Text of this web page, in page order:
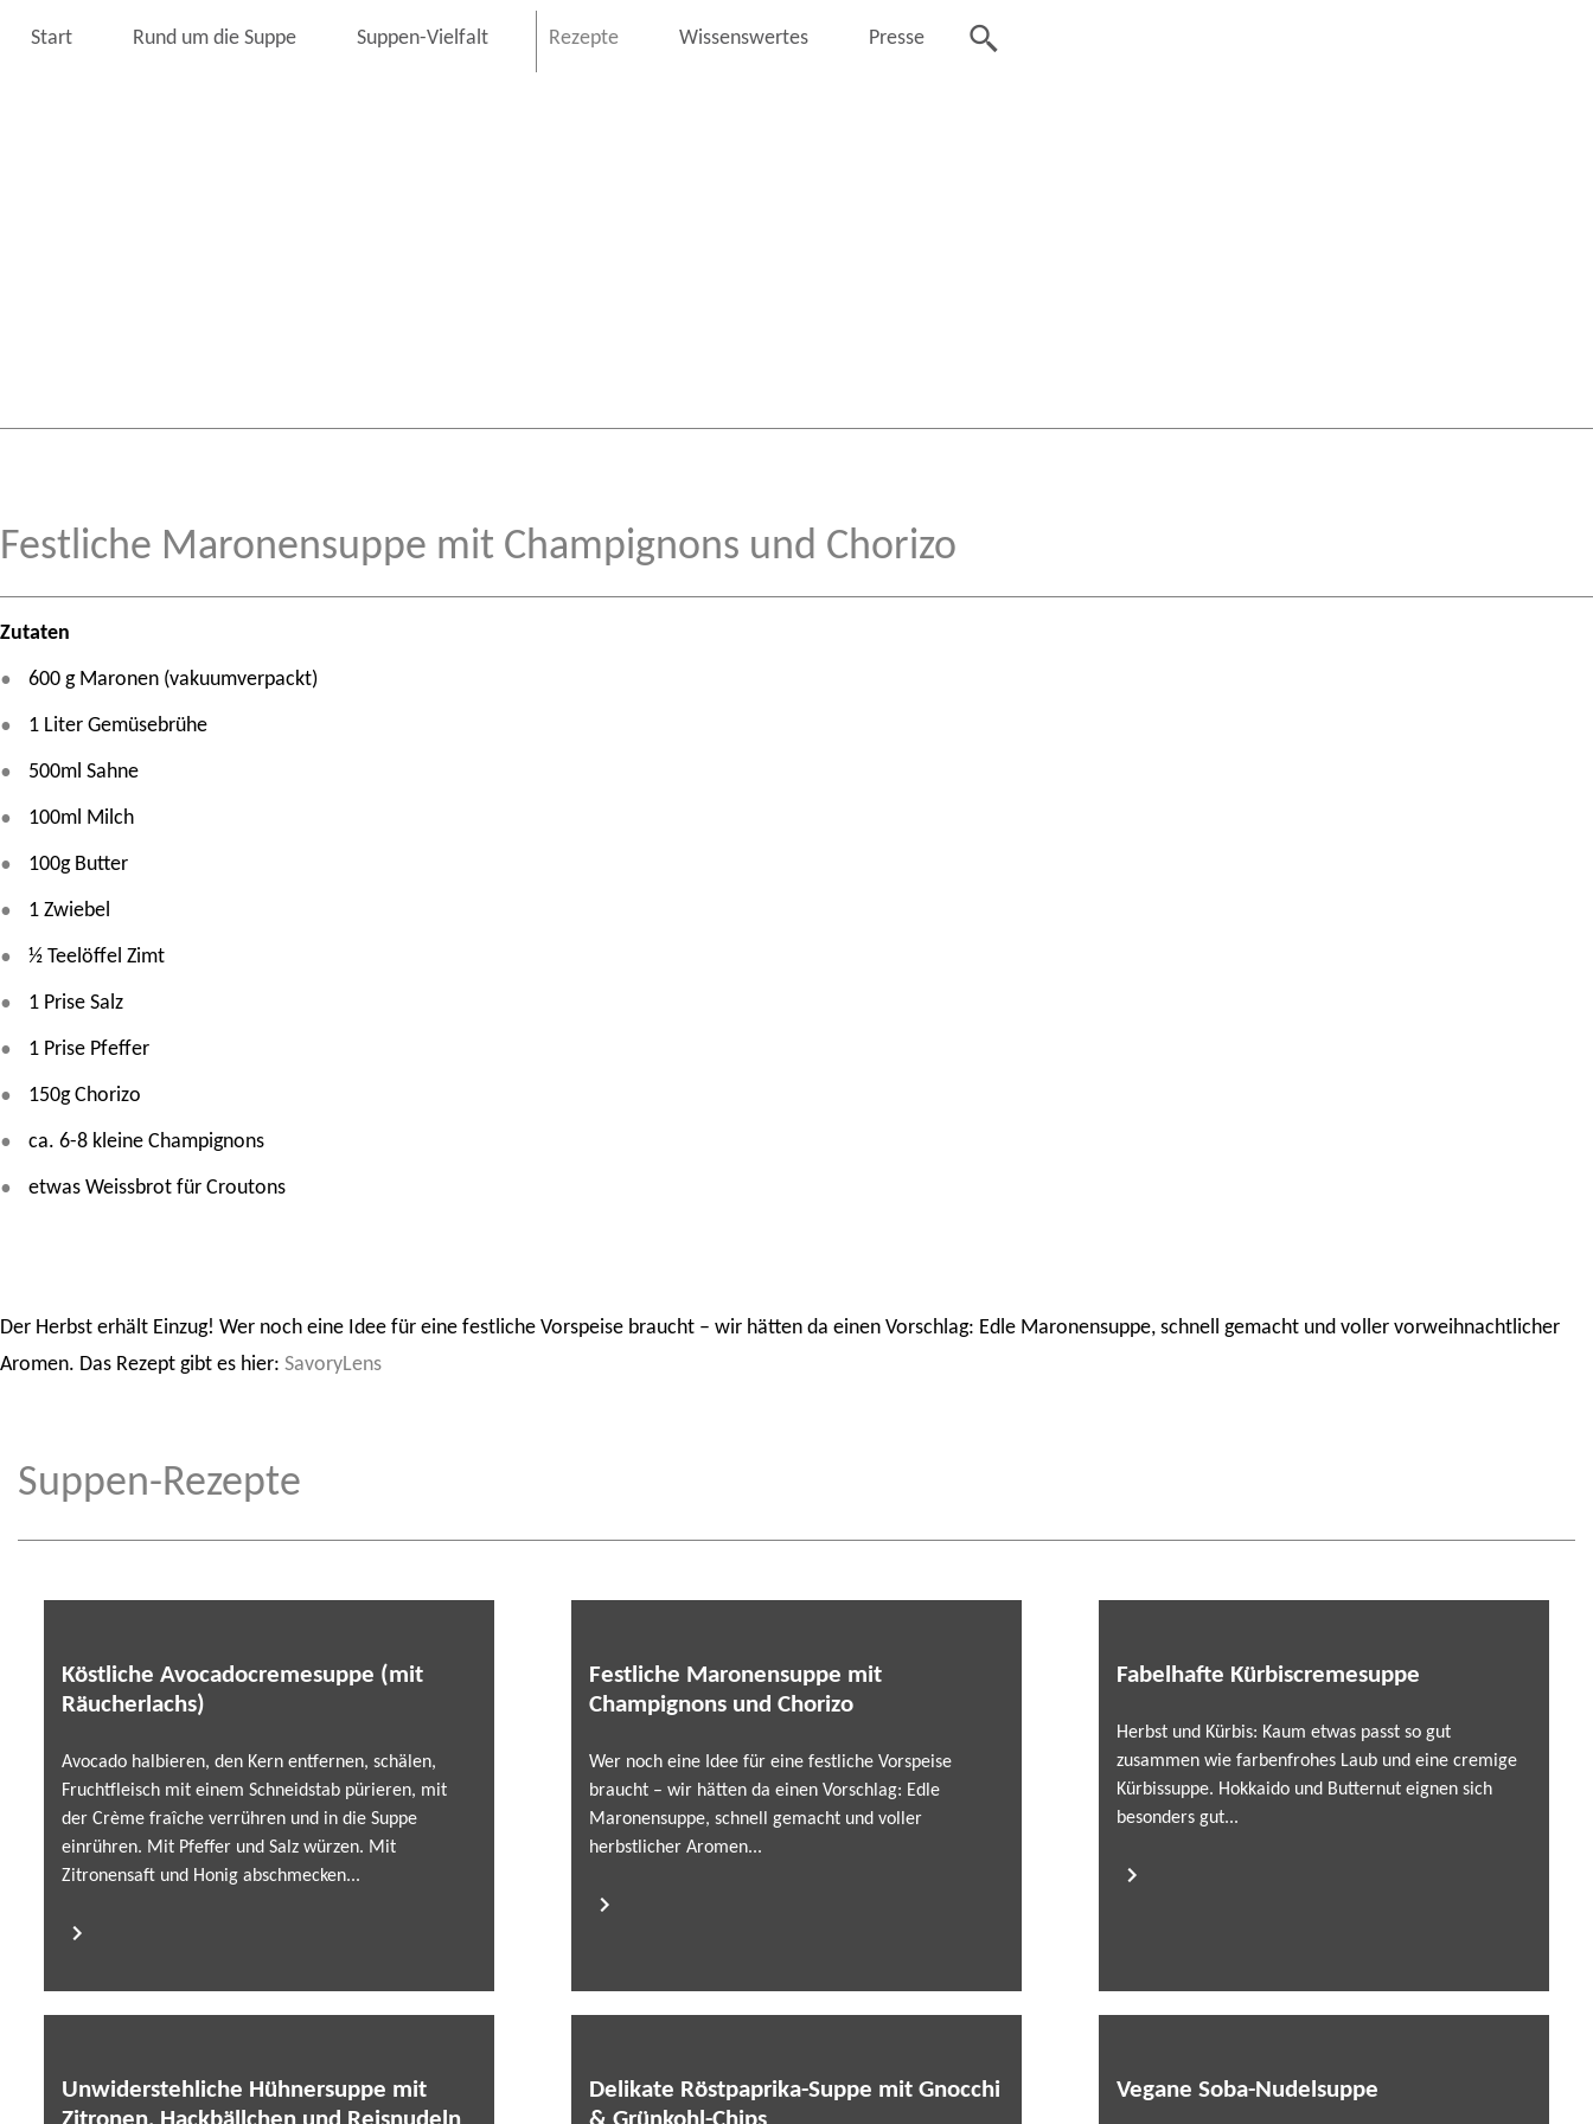
Start Rund um die Suppe Suppen-Vielfalt Rezepte Wissenswertes Presse
Festliche Maronensuppe mit Champignons und Chorizo
Zutaten
600 g Maronen (vakuumverpackt)
1 Liter Gemüsebrühe
500ml Sahne
100ml Milch
100g Butter
1 Zwiebel
½ Teelöffel Zimt
1 Prise Salz
1 Prise Pfeffer
150g Chorizo
ca. 6-8 kleine Champignons
etwas Weissbrot für Croutons
Der Herbst erhält Einzug! Wer noch eine Idee für eine festliche Vorspeise braucht – wir hätten da einen Vorschlag: Edle Maronensuppe, schnell gemacht und voller vorweihnachtlicher
Aromen. Das Rezept gibt es hier: SavoryLens
Suppen-Rezepte
Köstliche Avocadocremesuppe (mit
Räucherlachs)
Avocado halbieren, den Kern entfernen, schälen,
Fruchtfleisch mit einem Schneidstab pürieren, mit
der Crème fraîche verrühren und in die Suppe
einrühren. Mit Pfeffer und Salz würzen. Mit
Zitronensaft und Honig abschmecken...
Festliche Maronensuppe mit
Champignons und Chorizo
Wer noch eine Idee für eine festliche Vorspeise
braucht – wir hätten da einen Vorschlag: Edle
Maronensuppe, schnell gemacht und voller
herbstlicher Aromen...
Fabelhafte Kürbiscremesuppe
Herbst und Kürbis: Kaum etwas passt so gut
zusammen wie farbenfrohes Laub und eine cremige
Kürbissuppe. Hokkaido und Butternut eignen sich
besonders gut...
Unwiderstehliche Hühnersuppe mit
Delikate Röstpaprika-Suppe mit Gnocchi
Vegane Soba-Nudelsuppe